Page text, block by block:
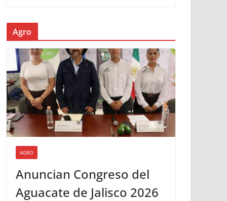
Agro
AGRO
Anuncian Congreso del
Aguacate de Jalisco 2026